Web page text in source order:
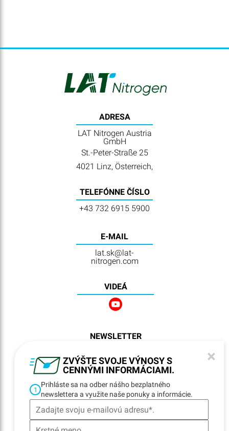
ZVÝŠTE SVOJE VÝNOSY S
CENNÝMI INFORMÁCIAMI.
×
1
Prihláste sa na odber nášho bezplatného
newslettera a využite naše ponuky a informácie.
ADRESA
LAT Nitrogen Austria
GmbH
St.-Peter-Straße 25
4021 Linz, Österreich,
TELEFÓNNE ČÍSLO
+43 732 6915 5900
E-MAIL
lat.sk@lat-
nitrogen.com
VIDEÁ
NEWSLETTER
NAVIGÁCIA
Home
Lokality